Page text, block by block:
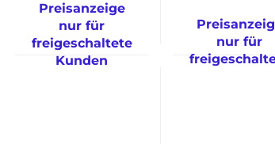
Preisanzeige
nur für
freigeschaltete
Kunden
nur für